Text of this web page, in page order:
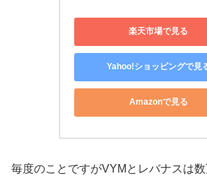
楽天市場で見る
Yahoo!ショッピングで見
Amazonで見る
毎度のことですがVYMとレバナスは